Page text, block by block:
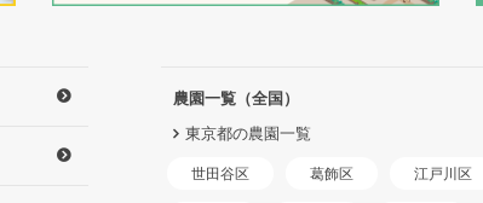
農園一覧（全国）
東京都の農園一覧
世田谷区 葛飾区 江戸川区